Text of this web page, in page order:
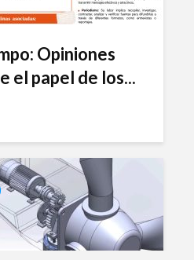
Opiniones
el papel de los...